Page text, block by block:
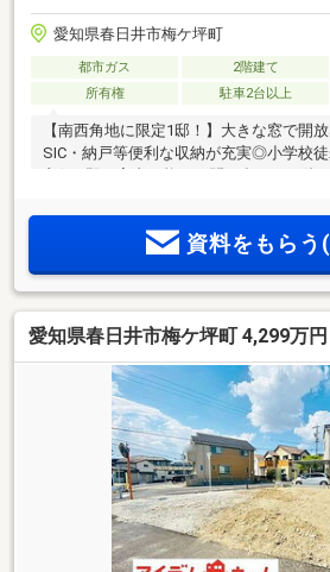
愛知県春日井市梅ケ坪町
都市ガス 2階建て
所有権
駐車2台以上
【南西角地に限定1邸！】大きな窓で開
SIC・納戸等便利な収納が充実◎小学校
資料をもらう
愛知県春日井市梅ケ坪町 4,299万